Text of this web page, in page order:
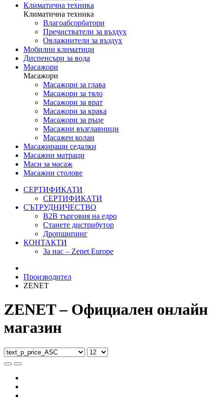
Климатична техника
Климатична техника
Влагоабсорбатори
Пречистватели за въздух
Овлажнители за въздух
Мобилни климатици
Диспенсъри за вода
Масажори
Масажори
Масажори за глава
Масажори за тяло
Масажори за врат
Масажори за крака
Масажори за ръце
Масажни възглавници
Масажен колан
Масажиращи седалки
Mасажни матраци
Маси за масаж
Масажни столове
СЕРТИФИКАТИ
СЕРТИФИКАТИ
СЪТРУДНИЧЕСТВО
B2B търговия на едро
Станете дистрибутор
Дропшипинг
КОНТАКТИ
За нас – Zenet Europe
Производител
ZENET
ZENET – Официален онлайн
магазин